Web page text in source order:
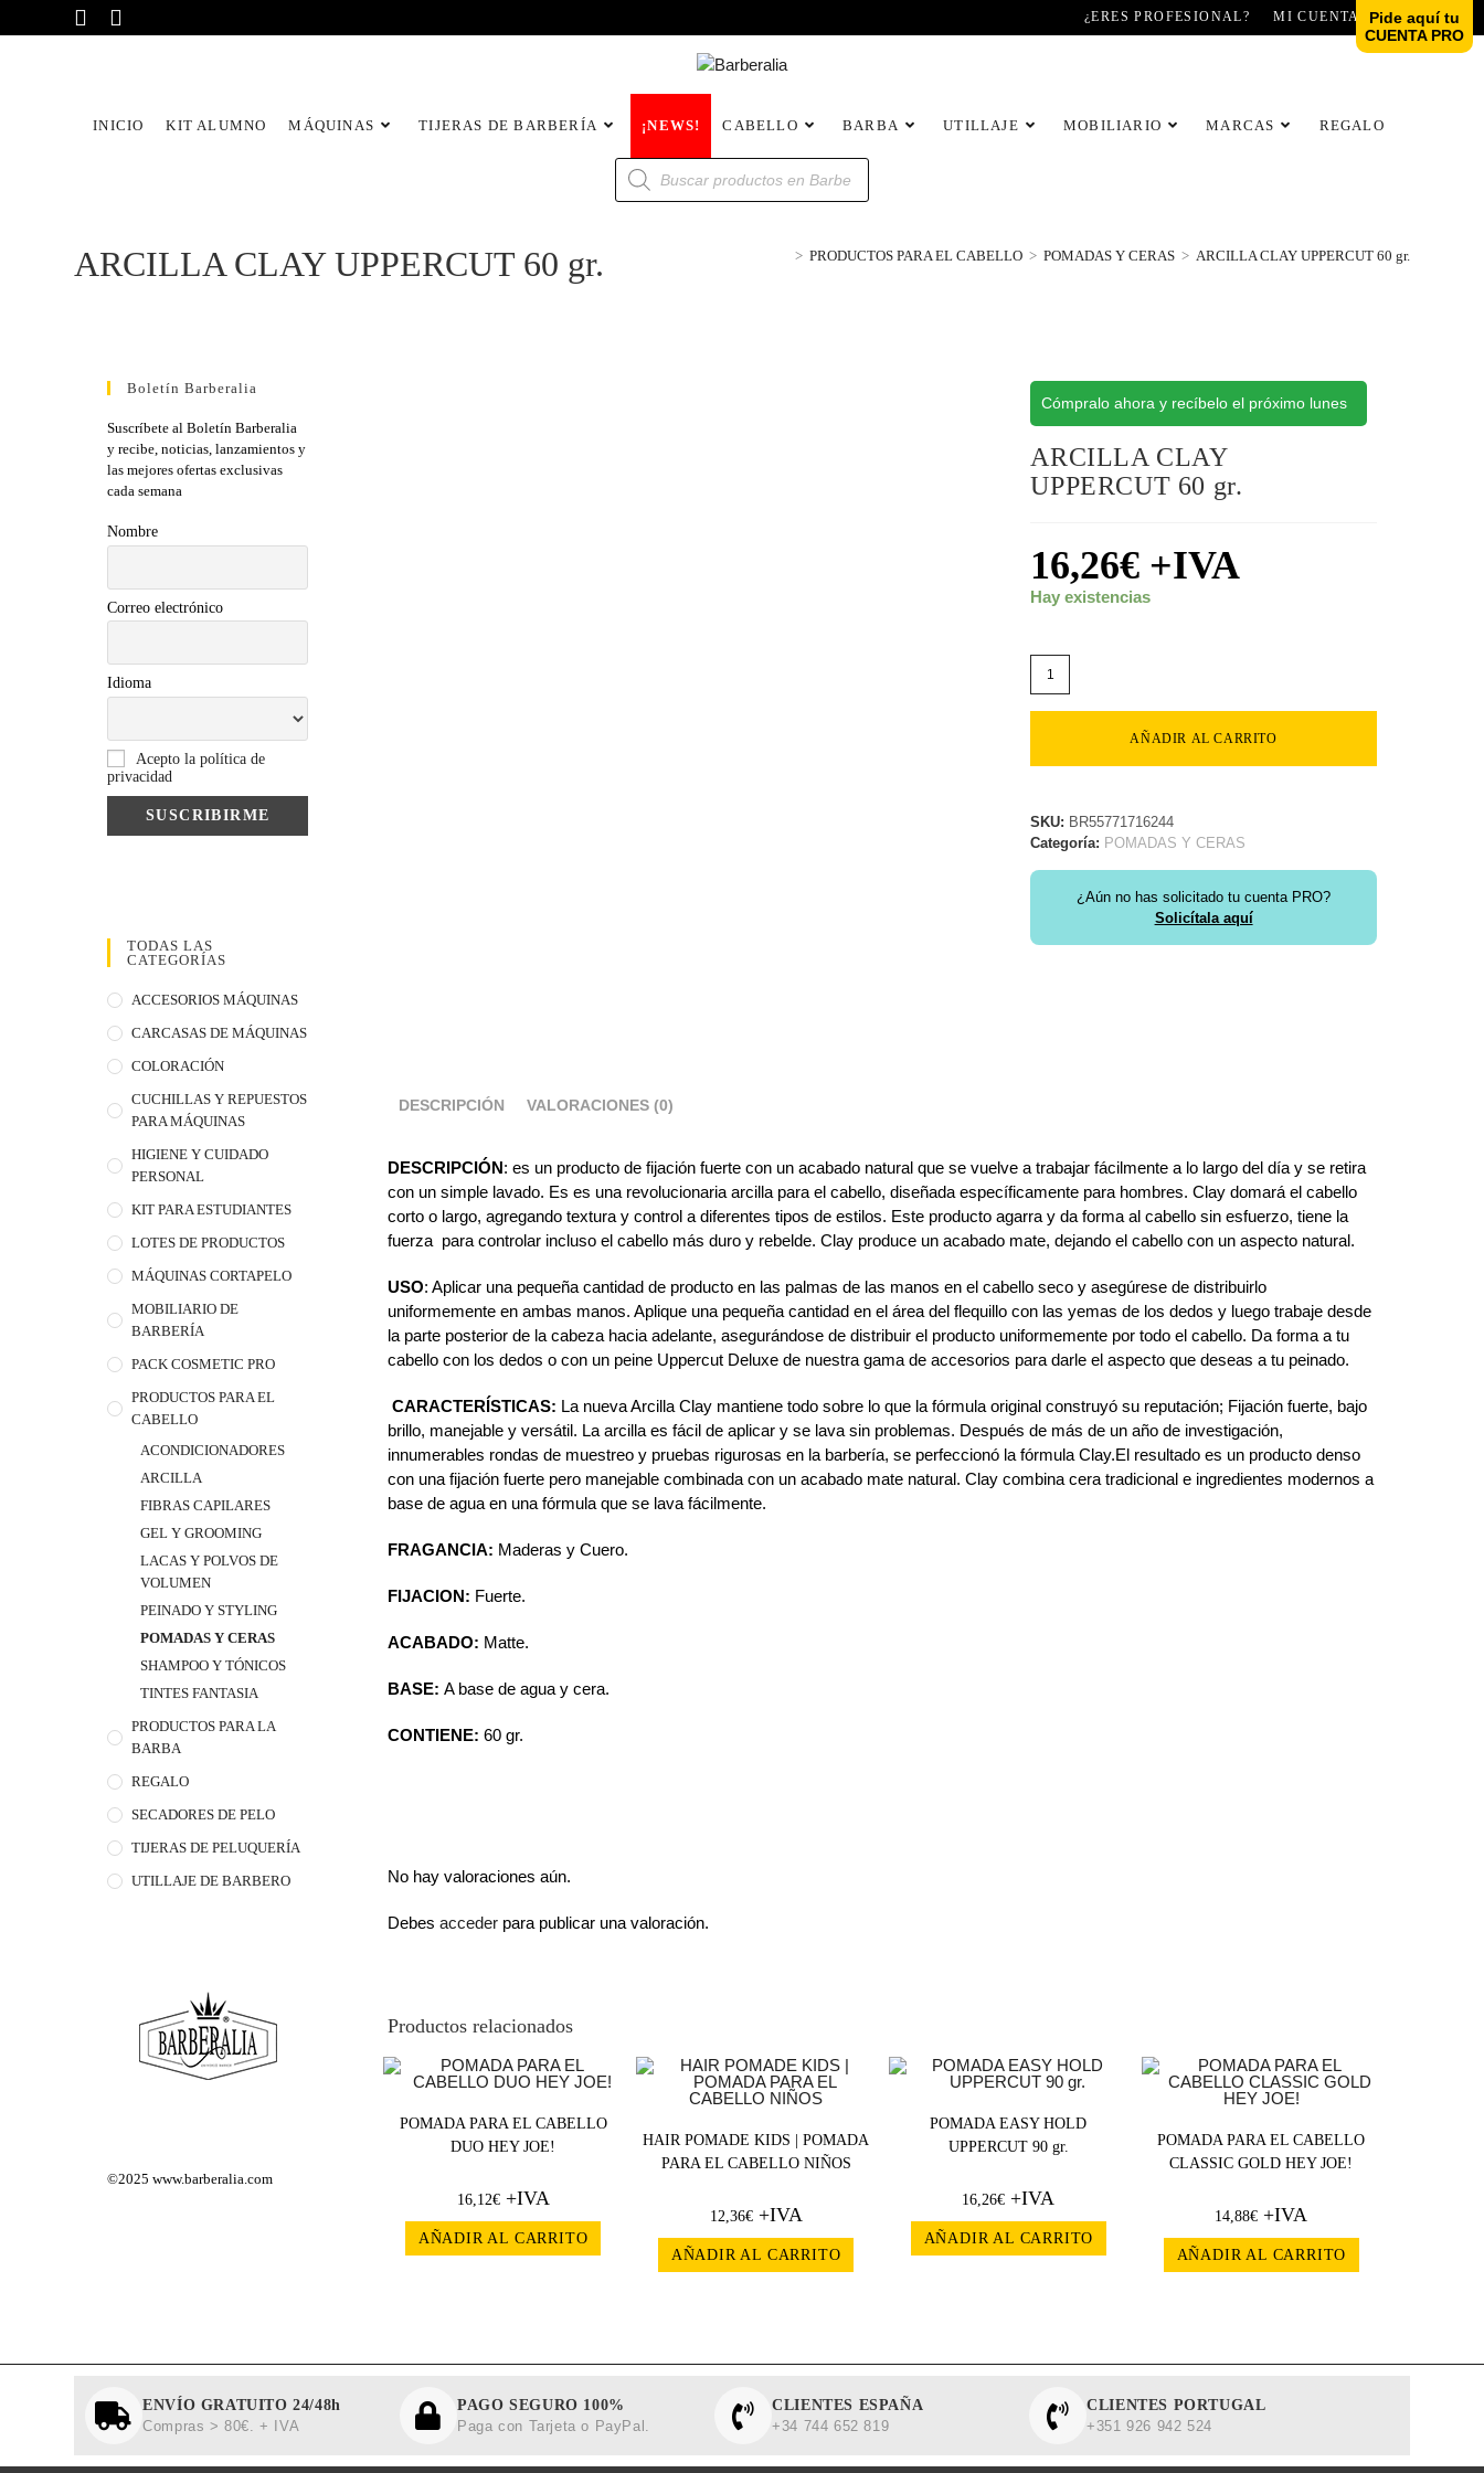
¿ERES PROFESIONAL? MI CUENTA
INICIO KIT ALUMNO MÁQUINAS TIJERAS DE BARBERÍA ¡NEWS! CABELLO BARBA UTILLAJE MOBILIARIO MARCAS REGALO
ARCILLA CLAY UPPERCUT 60 gr. > PRODUCTOS PARA EL CABELLO > POMADAS Y CERAS > ARCILLA CLAY UPPERCUT 60 gr.
Boletín Barberalia
Suscríbete al Boletín Barberalia
y recibe, noticias, lanzamientos y
las mejores ofertas exclusivas
cada semana
Nombre
Correo electrónico
Idioma
Acepto la política de
privacidad
TODAS LAS
CATEGORÍAS
ACCESORIOS MÁQUINAS
CARCASAS DE MÁQUINAS
COLORACIÓN
CUCHILLAS Y REPUESTOS
PARA MÁQUINAS
HIGIENE Y CUIDADO
PERSONAL
KIT PARA ESTUDIANTES
LOTES DE PRODUCTOS
MÁQUINAS CORTAPELO
MOBILIARIO DE
BARBERÍA
PACK COSMETIC PRO
PRODUCTOS PARA EL
CABELLO
ACONDICIONADORES
ARCILLA
FIBRAS CAPILARES
GEL Y GROOMING
LACAS Y POLVOS DE
VOLUMEN
PEINADO Y STYLING
POMADAS Y CERAS
SHAMPOO Y TÓNICOS
TINTES FANTASIA
PRODUCTOS PARA LA
BARBA
REGALO
SECADORES DE PELO
TIJERAS DE PELUQUERÍA
UTILLAJE DE BARBERO
©2025www.barberalia.com
Cómpralo ahora y recíbelo el próximo lunes
ARCILLA CLAY
UPPERCUT 60 gr.
16,26€ +IVA
Hay existencias
AÑADIR AL CARRITO
SKU: BR55771716244
Categoría: POMADAS Y CERAS
¿Aún no has solicitado tu cuenta PRO?
Solicítala aquí
DESCRIPCIÓN VALORACIONES (0)
DESCRIPCIÓN: es un producto de fijación fuerte con un acabado natural que se vuelve a trabajar fácilmente a lo largo del día y se retira
con un simple lavado. Es es una revolucionaria arcilla para el cabello, diseñada específicamente para hombres. Clay domará el cabello
corto o largo, agregando textura y control a diferentes tipos de estilos. Este producto agarra y da forma al cabello sin esfuerzo, tiene la
fuerza para controlar incluso el cabello más duro y rebelde. Clay produce un acabado mate, dejando el cabello con un aspecto natural.
USO: Aplicar una pequeña cantidad de producto en las palmas de las manos en el cabello seco y asegúrese de distribuirlo
uniformemente en ambas manos. Aplique una pequeña cantidad en el área del flequillo con las yemas de los dedos y luego trabaje desde
la parte posterior de la cabeza hacia adelante, asegurándose de distribuir el producto uniformemente por todo el cabello. Da forma a tu
cabello con los dedos o con un peine Uppercut Deluxe de nuestra gama de accesorios para darle el aspecto que deseas a tu peinado.
CARACTERÍSTICAS: La nueva Arcilla Clay mantiene todo sobre lo que la fórmula original construyó su reputación; Fijación fuerte, bajo
brillo, manejable y versátil. La arcilla es fácil de aplicar y se lava sin problemas. Después de más de un año de investigación,
innumerables rondas de muestreo y pruebas rigurosas en la barbería, se perfeccionó la fórmula Clay.El resultado es un producto denso
con una fijación fuerte pero manejable combinada con un acabado mate natural. Clay combina cera tradicional e ingredientes modernos a
base de agua en una fórmula que se lava fácilmente.
FRAGANCIA: Maderas y Cuero.
FIJACION: Fuerte.
ACABADO: Matte.
BASE:A base de agua y cera.
CONTIENE:60 gr.
No hay valoraciones aún.
Debesacceder para publicar una valoración.
Productos relacionados
POMADA PARA EL CABELLO
DUO HEY JOE!
16,12€+IVA
AÑADIR AL CARRITO
HAIR POMADE KIDS | POMADA
PARA EL CABELLO NIÑOS
12,36€+IVA
AÑADIR AL CARRITO
POMADA EASY HOLD
UPPERCUT 90 gr.
16,26€ +IVA
AÑADIR AL CARRITO
POMADA PARA EL CABELLO
CLASSIC GOLD HEY JOE!
14,88€ +IVA
AÑADIR AL CARRITO
ENVÍO GRATUITO 24/48h
Compras > 80€. + IVA
PAGO SEGURO 100%
Paga con Tarjeta o PayPal.
CLIENTES ESPAÑA
+34 744 652 819
CLIENTES PORTUGAL
+351 926 942 524
Pide aquí tu
CUENTA PRO